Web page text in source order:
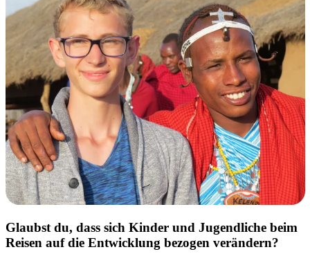
Glaubst du, dass sich Kinder und Jugendliche beim
Reisen auf die Entwicklung bezogen verändern?